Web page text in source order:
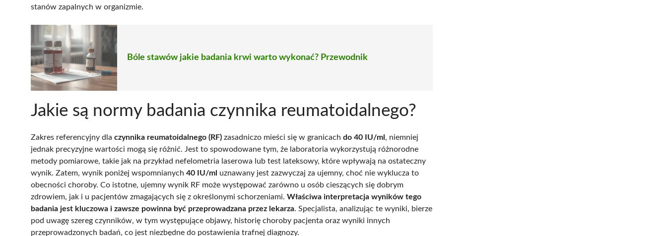
stanów zapalnych w organizmie.
Bóle stawów jakie badania krwi warto wykonać? Przewodnik
Jakie są normy badania czynnika reumatoidalnego?
Zakres referencyjny dla czynnika reumatoidalnego (RF) zasadniczo mieści się w granicach do 40 IU/ml , niemniej
jednak precyzyjne wartości mogą się różnić. Jest to spowodowane tym, że laboratoria wykorzystują różnorodne
metody pomiarowe, takie jak na przykład nefelometria laserowa lub test lateksowy, które wpływają na ostateczny
wynik. Zatem, wynik poniżej wspomnianych 40 IU/ml uznawany jest zazwyczaj za ujemny, choć nie wyklucza to
obecności choroby. Co istotne, ujemny wynik RF może występować zarówno u osób cieszących się dobrym
zdrowiem, jak i u pacjentów zmagających się z określonymi schorzeniami. Właściwa interpretacja wyników tego
badania jest kluczowa i zawsze powinna być przeprowadzana przez lekarza. Specjalista, analizując te wyniki, bierze
pod uwagę szereg czynników, w tym występujące objawy, historię choroby pacjenta oraz wyniki innych
przeprowadzonych badań, co jest niezbędne do postawienia trafnej diagnozy.